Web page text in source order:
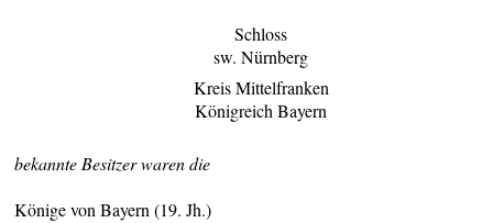
Schloss
sw. Nürnberg
Kreis Mittelfranken
Königreich Bayern
bekannte Besitzer waren die
Könige von Bayern (19. Jh.)